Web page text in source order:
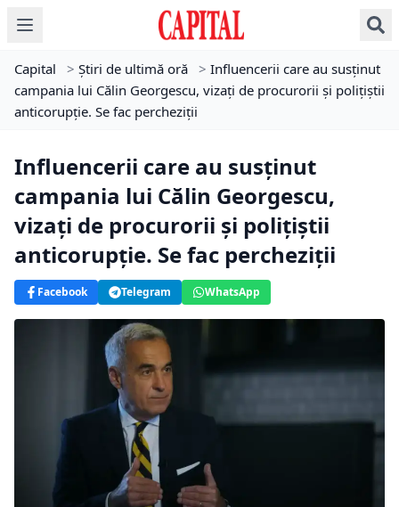
Capital > Știri de ultimă oră > Influencerii care au susținut
campania lui Călin Georgescu, vizați de procurorii și polițiștii
anticorupție. Se fac percheziții
Influencerii care au susținut
campania lui Călin Georgescu,
vizați de procurorii și polițiștii
anticorupție. Se fac percheziții
Facebook Telegram WhatsApp